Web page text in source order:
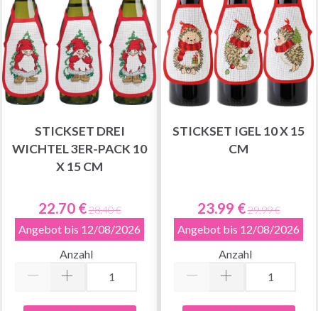
STICKSET DREI
WICHTEL 3ER-PACK 10
X 15 CM
22.70 €28.40 €
Angebot bis 12/08/2026
Anzahl
STICKSET IGEL 10 X 15
CM
23.99 €29.99 €
Angebot bis 12/08/2026
Anzahl
Nein danke